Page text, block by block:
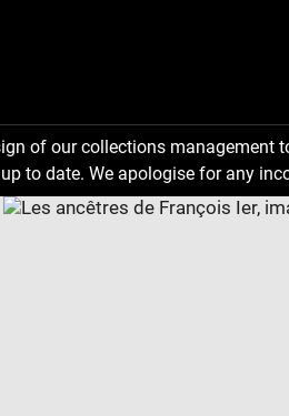
of our collections
to date. We apologise for any